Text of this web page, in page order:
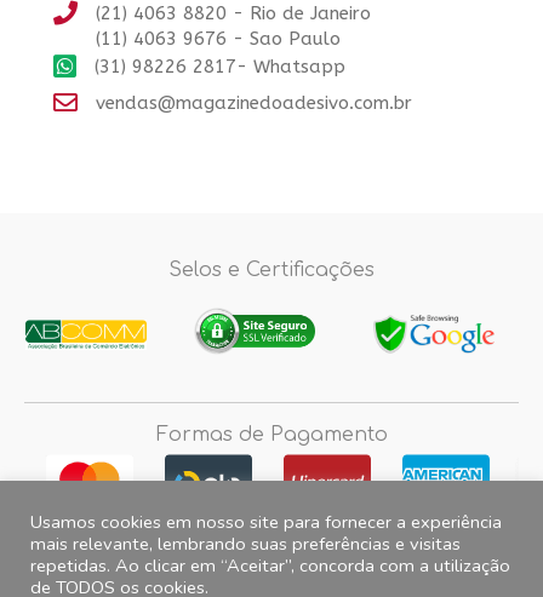
(21) 4063 8820 - Rio de Janeiro
(11) 4063 9676 - Sao Paulo
(31) 98226 2817- Whatsapp
vendas@magazinedoadesivo.com.br
Selos e Certificações
Formas de Pagamento
Fotos e imagens meramente ilustrativas, 2012© 2026 Magazine do
Usamos cookies em nosso site para fornecer a experiência
mais relevante, lembrando suas preferências e visitas
repetidas. Ao clicar em “Aceitar”, concorda com a utilização
de TODOS os cookies.